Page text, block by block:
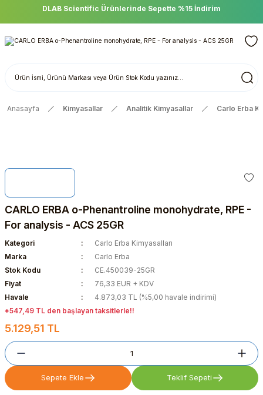
DLAB Scientific Ürünlerinde Sepette %15 İndirim
Anasayfa Kimyasallar Analitik Kimyasallar Carlo Erba
CARLO ERBA o-Phenantroline monohydrate, RPE -
For analysis - ACS 25GR
Kategori
Carlo Erba Kimyasalları
Marka
Carlo Erba
Stok Kodu
CE.450039-25GR
Fiyat
76,33 EUR + KDV
Havale
4.873,03 TL (%5,00 havale indirimi)
*547,49 TL den başlayan taksitlerle!!
5.129,51 TL
Sepete Ekle Teklif Sepeti